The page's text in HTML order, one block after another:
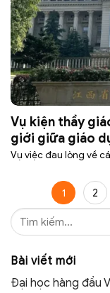
Vụ kiện thầy
giới giữa giáo
Vụ việc đau lòng về
1 2
Bài viết mới
Đại học hàng đầu